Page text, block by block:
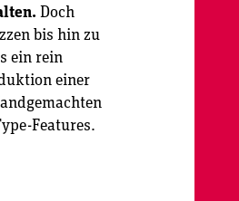
Doch
bis hin zu
ein rein
einer
Features.